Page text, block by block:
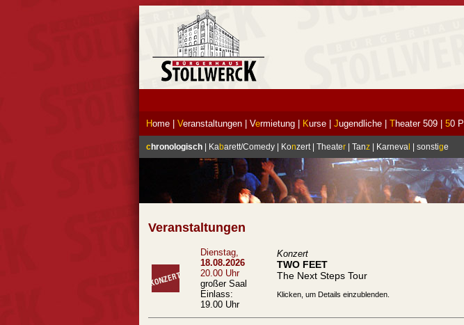
Home Veranstaltungen Vermietung Kurse Jugendliche Theater 509 50
chronologisch Kabarett/Comedy Konzert Theater Tanz Karneva sonstige
Veranstaltungen
Dienstag,
18.08.2026
20.00 Uhr
großer Saal
Einlass:
19.00 Uhr
Konzert
TWO FEET
The Next Steps Tour
Klicken, um Details einzublenden.